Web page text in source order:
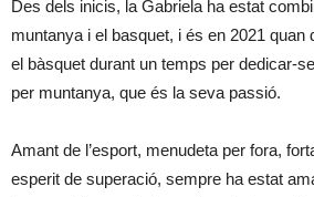
Des dels inicis, la Gabriela ha estat
muntanya i el basquet, i és en 2021 quan
el bàsquet durant un temps per dedicar-
per muntanya, que és la seva passió.
Amant de l’esport, menudeta per fora,
esperit de superació, sempre ha estat